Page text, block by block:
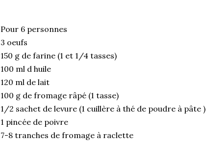
Pour 6 personnes
3 oeufs
150 g de farine (1 et 1/4 tasses)
100 ml d huile
120 ml de lait
100 g de fromage râpé (1 tasse)
1/2 sachet de levure (1 cuillère à thé de poudre à pâte )
1 pincée de poivre
7-8 tranches de fromage à raclette